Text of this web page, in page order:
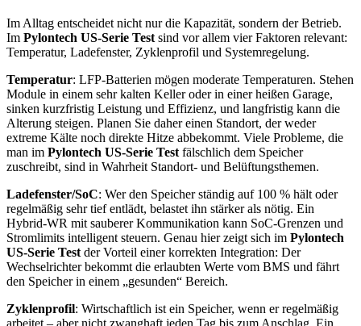
Im Alltag entscheidet nicht nur die Kapazität, sondern der Betrieb.
Im Pylontech US-Serie Test sind vor allem vier Faktoren relevant:
Temperatur, Ladefenster, Zyklenprofil und Systemregelung.
Temperatur: LFP-Batterien mögen moderate Temperaturen. Stehen
Module in einem sehr kalten Keller oder in einer heißen Garage,
sinken kurzfristig Leistung und Effizienz, und langfristig kann die
Alterung steigen. Planen Sie daher einen Standort, der weder
extreme Kälte noch direkte Hitze abbekommt. Viele Probleme, die
man im Pylontech US-Serie Test fälschlich dem Speicher
zuschreibt, sind in Wahrheit Standort- und Belüftungsthemen.
Ladefenster/SoC: Wer den Speicher ständig auf 100 % hält oder
regelmäßig sehr tief entlädt, belastet ihn stärker als nötig. Ein
Hybrid-WR mit sauberer Kommunikation kann SoC-Grenzen und
Stromlimits intelligent steuern. Genau hier zeigt sich im Pylontech
US-Serie Test der Vorteil einer korrekten Integration: Der
Wechselrichter bekommt die erlaubten Werte vom BMS und fährt
den Speicher in einem „gesunden“ Bereich.
Zyklenprofil: Wirtschaftlich ist ein Speicher, wenn er regelmäßig
arbeitet – aber nicht zwanghaft jeden Tag bis zum Anschlag. Ein